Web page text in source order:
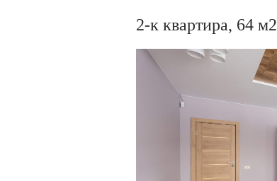
2-к квартира, 64 м2